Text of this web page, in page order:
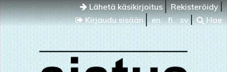
Lähetä käsikirjoitus
Rekisteröidy
Kirjaudu sisään
en fi sv Hae